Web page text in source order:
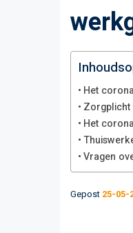
Het
Het
Vragen
Gepost 25-05-